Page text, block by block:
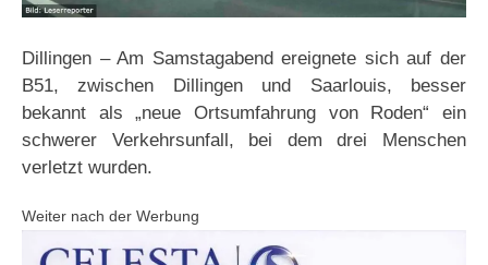
Dillingen – Am Samstagabend ereignete sich auf der
B51, zwischen Dillingen und Saarlouis, besser
bekannt als „neue Ortsumfahrung von Roden“ ein
schwerer Verkehrsunfall, bei dem drei Menschen
verletzt wurden.
Weiter nach der Werbung